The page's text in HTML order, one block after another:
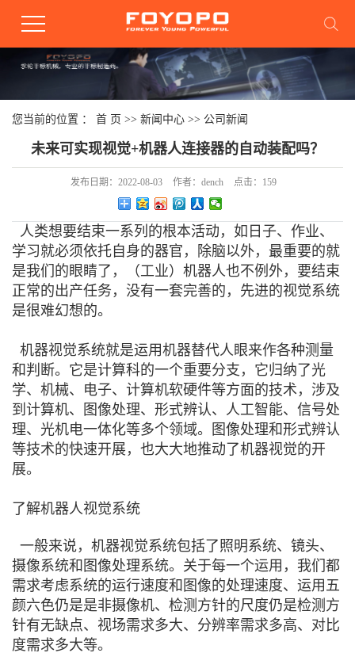
您当前的位置 ： 首 页 >> 新闻中心 >> 公司新闻
未来可实现视觉+机器人连接器的自动装配吗？
发布日期： 2022-08-03 作者： dench 点击： 159
人类想要结束一系列的根本活动，如日子、作业、
学习就必须依托自身的器官，除脑以外，最重要的就
是我们的眼睛了，（工业）机器人也不例外，要结束
正常的出产任务，没有一套完善的，先进的视觉系统
是很难幻想的。
机器视觉系统就是运用机器替代人眼来作各种测量
和判断。它是计算科的一个重要分支，它归纳了光
学、机械、电子、计算机软硬件等方面的技术，涉及
到计算机、图像处理、形式辨认、人工智能、信号处
理、光机电一体化等多个领域。图像处理和形式辨认
等技术的快速开展，也大大地推动了机器视觉的开
展。
了解机器人视觉系统
一般来说，机器视觉系统包括了照明系统、镜头、
摄像系统和图像处理系统。关于每一个运用，我们都
需求考虑系统的运行速度和图像的处理速度、运用五
颜六色仍是是非摄像机、检测方针的尺度仍是检测方
针有无缺点、视场需求多大、分辨率需求多高、对比
度需求多大等。